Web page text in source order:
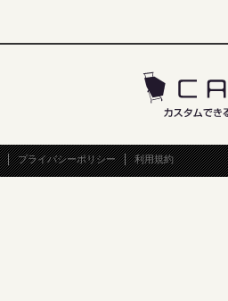
プライバシーポリシー 利用規約